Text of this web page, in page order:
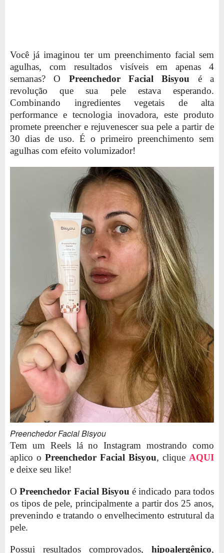
Você já imaginou ter um preenchimento facial sem
agulhas, com resultados visíveis em apenas 4
semanas? O Preenchedor Facial Bisyou é a
revolução que sua pele estava esperando.
Combinando ingredientes vegetais de alta
performance e tecnologia inovadora, este produto
promete preencher e rejuvenescer sua pele a partir de
30 dias de uso. É o primeiro preenchimento sem
agulhas com efeito volumizador!
Preenchedor Facial Bisyou
Tem um Reels lá no Instagram mostrando como
aplico o Preenchedor Facial Bisyou, clique AQUI
e deixe seu like!
OPreenchedor Facial Bisyou é indicado para todos
os tipos de pele, principalmente a partir dos 25 anos,
prevenindo e tratando o envelhecimento estrutural da
pele.
Possui resultados comprovados, hipoalergênico,